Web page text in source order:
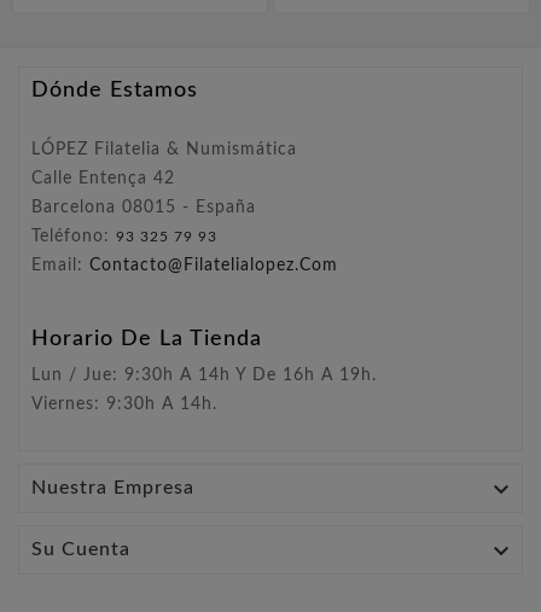
Dónde Estamos
LÓPEZ Filatelia & Numismática
Calle Entença 42
Barcelona 08015 - España
Teléfono: 93 325 79 93
Email: Contacto@filatelialopez.com
Horario De La Tienda
Lun / Jue: 9:30h A 14h Y De 16h A 19h.
Viernes: 9:30h A 14h.
Nuestra Empresa 
Su Cuenta 